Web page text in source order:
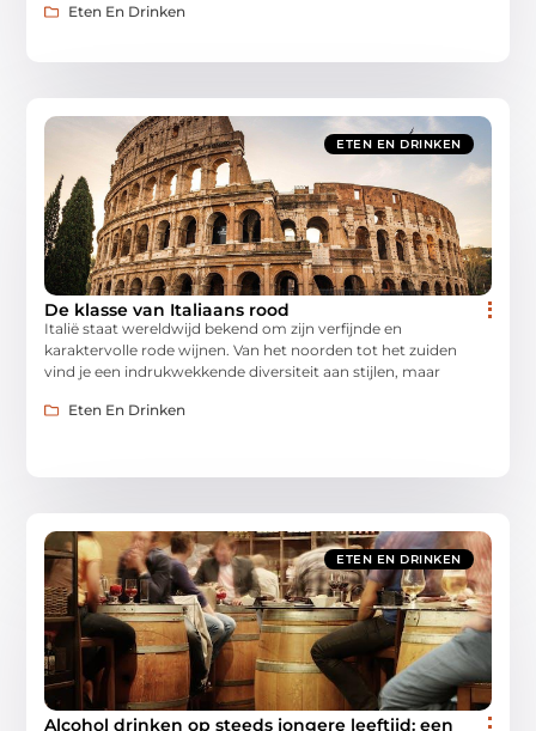
Eten En Drinken
ETEN EN DRINKEN
De klasse van Italiaans rood
Italië staat wereldwijd bekend om zijn verfijnde en
karaktervolle rode wijnen. Van het noorden tot het zuiden
vind je een indrukwekkende diversiteit aan stijlen, maar
Eten En Drinken
ETEN EN DRINKEN
Alcohol drinken op steeds jongere leeftijd: een